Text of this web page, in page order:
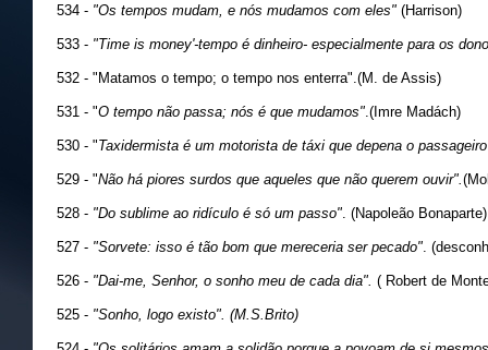
534 - "Os tempos mudam, e nós mudamos com eles" (Harrison)
533 - "Time is money'-tempo é dinheiro- especialmente para os
532 - "Matamos o tempo; o tempo nos enterra".(M. de Assis)
531 - "O tempo não passa; nós é que mudamos" .(Imre Madách)
530 - "Taxidermista é um motorista de táxi que depena o
529 - "Não há piores surdos que aqueles que não querem ouvir".
528 - "Do sublime ao ridículo é só um passo" . (Napoleão Bonaparte)
527 - "Sorvete: isso é tão bom que mereceria ser pecado" .
526 - "Dai-me, Senhor, o sonho meu de cada dia". ( Robert de
525 - "Sonho, logo existo". (M.S.Brito)